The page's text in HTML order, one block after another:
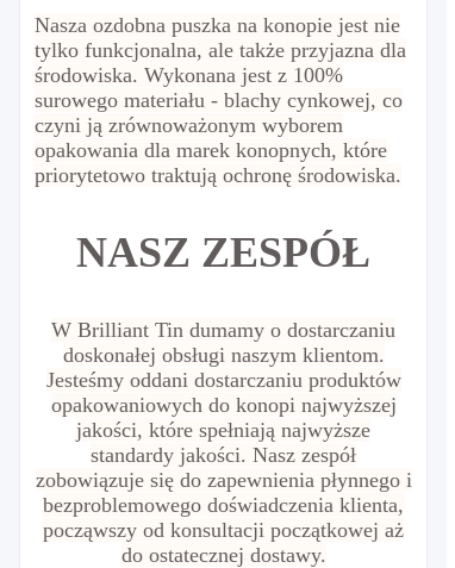
Nasza ozdobna puszka na konopie jest nie
tylko funkcjonalna, ale także przyjazna dla
środowiska. Wykonana jest z 100%
surowego materiału - blachy cynkowej, co
czyni ją zrównoważonym wyborem
opakowania dla marek konopnych, które
priorytetowo traktują ochronę środowiska.
NASZ ZESPÓŁ
W Brilliant Tin dumamy o dostarczaniu
doskonałej obsługi naszym klientom.
Jesteśmy oddani dostarczaniu produktów
opakowaniowych do konopi najwyższej
jakości, które spełniają najwyższe
standardy jakości. Nasz zespół
zobowiązuje się do zapewnienia płynnego i
bezproblemowego doświadczenia klienta,
począwszy od konsultacji początkowej aż
do ostatecznej dostawy.